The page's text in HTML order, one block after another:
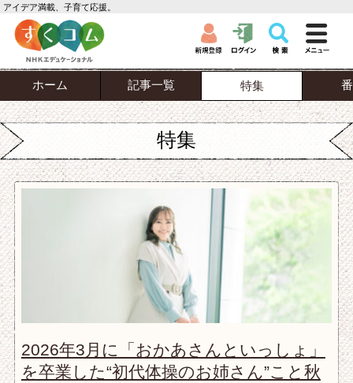
アイデア満載、子育て応援。
ホーム 記事一覧 特集
特集
2026年3月に「おかあさんといっしょ」
を卒業した“初代体操のお姉さん”こと秋